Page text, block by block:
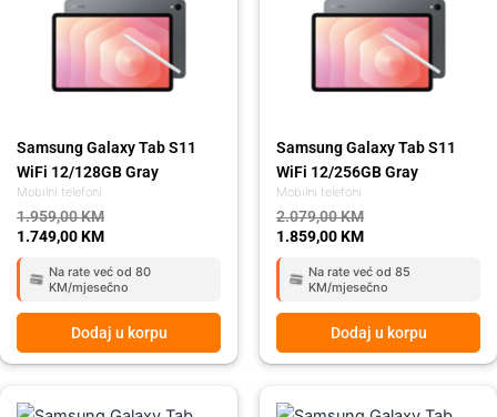
Mobilni telefoni
Samsung Galaxy Tab S11
WiFi 12/128GB Gray
1.959,00KM
1.959,00 KM.
1.749,00KM
1.749,00 KM.
Na rate već od 80
KM/mjesečno
Dodaj u korpu
Mobilni telefoni
Samsung Galaxy Tab S11
WiFi 12/256GB Gray
2.079,00KM
2.079,00 KM.
1.859,00KM
1.859,00 KM.
Na rate već od 85
KM/mjesečno
Dodaj u korpu